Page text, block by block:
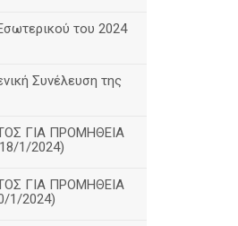
του 2024
Συνέλευση της
ΓΙΑ ΠΡΟΜΗΘΕΙΑ
1/2024)
ΓΙΑ ΠΡΟΜΗΘΕΙΑ
1/2024)